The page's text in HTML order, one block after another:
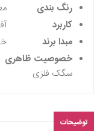
رنگ بندی
کاربرد
مبدا برند
خصوصیت ظاهری
سگک فلزی
توضیحات